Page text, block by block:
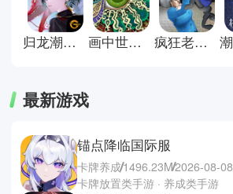
归龙潮官方正版 画中世界手机版 疯狂老奶奶中文版
最新游戏
锚点降临国际服
卡牌养成1496.23M2026-08-08
卡牌放置类手游 · 养成类手游